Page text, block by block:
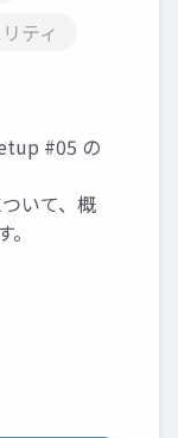
ティ
#05 の
いて、概